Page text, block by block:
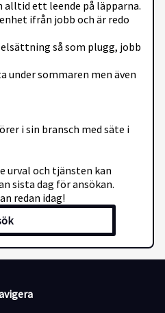
ett leende på läpparna.
ifrån jobb och är redo
så som plugg, jobb
under sommaren men även
i sin bransch med säte i
urval och tjänsten kan
sista dag för ansökan.
redan idag!